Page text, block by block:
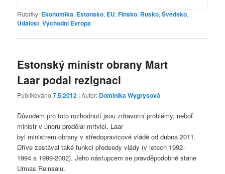
Rubriky: Ekonomika, Estonsko, EU,Finsko, Rusko,Švédsko,
Událost,Východní Evropa
Estonský ministr obrany Mart
Laar podal rezignaci
Publikováno7.5.2012 | Autor: Dominika Wygrysová
Důvodem pro toto rozhodnutí jsou zdravotní problémy, neboť
ministr v únoru prodělal mrtvici. Laar
byl ministrem obrany v středopravicové vládě od dubna 2011.
Dříve zastával také funkci předsedy vlády (v letech 1992-
1994 a 1999-2002). Jeho nástupcem se pravděpodobně stane
Urmas Reinsalu.